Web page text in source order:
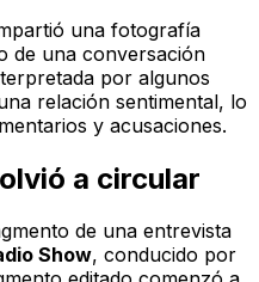
una fotografía
de una conversación
por algunos
relación sentimental, lo
y acusaciones.
a circular
de una entrevista
Show, conducido por